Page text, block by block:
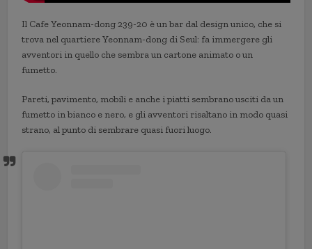
Il Cafe Yeonnam-dong 239-20 è un bar dal design unico, che si
trova nel quartiere Yeonnam-dong di Seul: fa immergere gli
avventori in quello che sembra un cartone animato o un
fumetto.
Pareti, pavimento, mobili e anche i piatti sembrano usciti da un
fumetto in bianco e nero, e gli avventori risaltano in modo quasi
strano, al punto di sembrare quasi fuori luogo.